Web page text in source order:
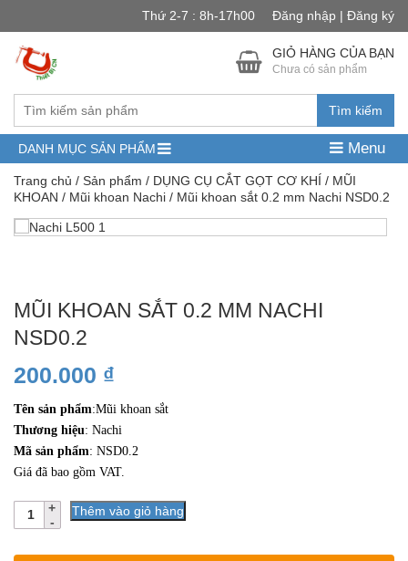
Thứ 2-7 : 8h-17h00 Đăng nhập | Đăng ký
Tìm kiếm
GIỎ HÀNG CỦA BẠN
Chưa có sản phẩm
DANH MỤC SẢN PHẨM Menu
Trang chủ / Sản phẩm / DỤNG CỤ CẮT GỌT CƠ KHÍ / MŨI
KHOAN / Mũi khoan Nachi / Mũi khoan sắt 0.2 mm Nachi NSD0.2
MŨI KHOAN SẮT 0.2 MM NACHI
NSD0.2
200.000 ₫
Tên sản phẩm:Mũi khoan sắt
Thương hiệu: Nachi
Mã sản phẩm: NSD0.2
Giá đã bao gồm VAT.
Số
lượng
Thêm vào giỏ hàng